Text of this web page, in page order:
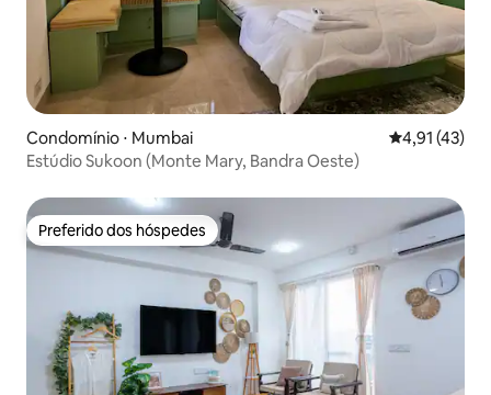
Condomínio ⋅ Mumbai 4,91 de uma
4,91 (43)
Estúdio Sukoon (Monte Mary, Bandra Oeste)
Preferido dos hóspedes
Preferido dos hóspedes